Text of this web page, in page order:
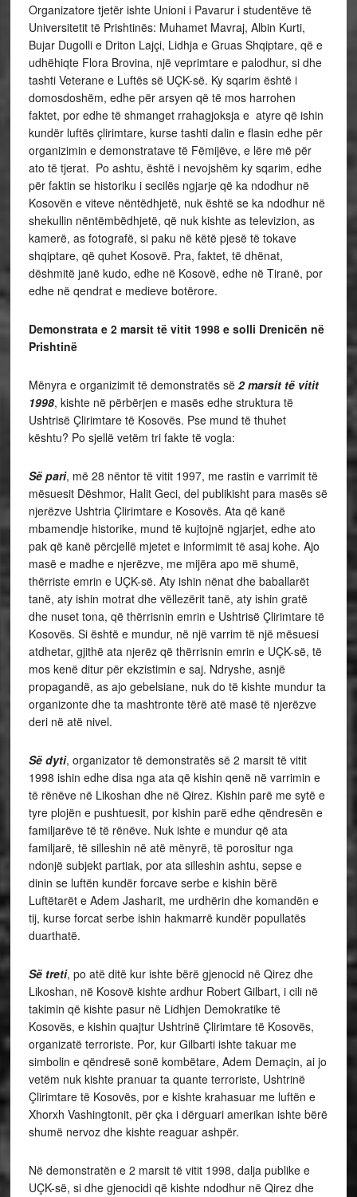
Organizatore tjetër ishte Unioni i Pavarur i studentëve të
Universitetit të Prishtinës: Muhamet Mavraj, Albin Kurti,
Bujar Dugolli e Driton Lajçi, Lidhja e Gruas Shqiptare, që e
udhëhiqte Flora Brovina, një veprimtare e palodhur, si dhe
tashti Veterane e Luftës së UÇK-së. Ky sqarim është i
domosdoshëm, edhe për arsyen që të mos harrohen
faktet, por edhe të shmanget rrahagjoksja e atyre që ishin
kundër luftës çlirimtare, kurse tashti dalin e flasin edhe për
organizimin e demonstratave të Fëmijëve, e lëre më për
ato të tjerat. Po ashtu, është i nevojshëm ky sqarim, edhe
për faktin se historiku i secilës ngjarje që ka ndodhur në
Kosovën e viteve nëntëdhjetë, nuk është se ka ndodhur në
shekullin nëntëmbëdhjetë, që nuk kishte as televizion, as
kamerë, as fotografë, si paku në këtë pjesë të tokave
shqiptare, që quhet Kosovë. Pra, faktet, të dhënat,
dëshmitë janë kudo, edhe në Kosovë, edhe në Tiranë, por
edhe në qendrat e medieve botërore.
Demonstrata e 2 marsit të vitit 1998 e solli Drenicën në
Prishtinë
Mënyra e organizimit të demonstratës së 2 marsit të vitit
1998, kishte në përbërjen e masës edhe struktura të
Ushtrisë Çlirimtare të Kosovës. Pse mund të thuhet
kështu? Po sjellë vetëm tri fakte të vogla:
Së pari, më 28 nëntor të vitit 1997, me rastin e varrimit të
mësuesit Dëshmor, Halit Geci, del publikisht para masës së
njerëzve Ushtria Çlirimtare e Kosovës. Ata që kanë
mbamendje historike, mund të kujtojnë ngjarjet, edhe ato
pak që kanë përcjellë mjetet e informimit të asaj kohe. Ajo
masë e madhe e njerëzve, me mijëra apo më shumë,
thërriste emrin e UÇK-së. Aty ishin nënat dhe baballarët
tanë, aty ishin motrat dhe vëllezërit tanë, aty ishin gratë
dhe nuset tona, që thërrisnin emrin e Ushtrisë Çlirimtare të
Kosovës. Si është e mundur, në një varrim të një mësuesi
atdhetar, gjithë ata njerëz që thërrisnin emrin e UÇK-së, të
mos kenë ditur për ekzistimin e saj. Ndryshe, asnjë
propagandë, as ajo gebelsiane, nuk do të kishte mundur ta
organizonte dhe ta mashtronte tërë atë masë të njerëzve
deri në atë nivel.
Së dyti, organizator të demonstratës së 2 marsit të vitit
1998 ishin edhe disa nga ata që kishin qenë në varrimin e
të rënëve në Likoshan dhe në Qirez. Kishin parë me sytë e
tyre plojën e pushtuesit, por kishin parë edhe qëndresën e
familjarëve të të rënëve. Nuk ishte e mundur që ata
familjarë, të silleshin në atë mënyrë, të porositur nga
ndonjë subjekt partiak, por ata silleshin ashtu, sepse e
dinin se luftën kundër forcave serbe e kishin bërë
Luftëtarët e Adem Jasharit, me urdhërin dhe komandën e
tij, kurse forcat serbe ishin hakmarrë kundër popullatës
duarthatë.
Së treti, po atë ditë kur ishte bërë gjenocid në Qirez dhe
Likoshan, në Kosovë kishte ardhur Robert Gilbart, i cili në
takimin që kishte pasur në Lidhjen Demokratike të
Kosovës, e kishin quajtur Ushtrinë Çlirimtare të Kosovës,
organizatë terroriste. Por, kur Gilbarti ishte takuar me
simbolin e qëndresë sonë kombëtare, Adem Demaçin, ai jo
vetëm nuk kishte pranuar ta quante terroriste, Ushtrinë
Çlirimtare të Kosovës, por e kishte krahasuar me luftën e
Xhorxh Vashingtonit, për çka i dërguari amerikan ishte bërë
shumë nervoz dhe kishte reaguar ashpër.
Në demonstratën e 2 marsit të vitit 1998, dalja publike e
UÇK-së, si dhe gjenocidi që kishte ndodhur në Qirez dhe